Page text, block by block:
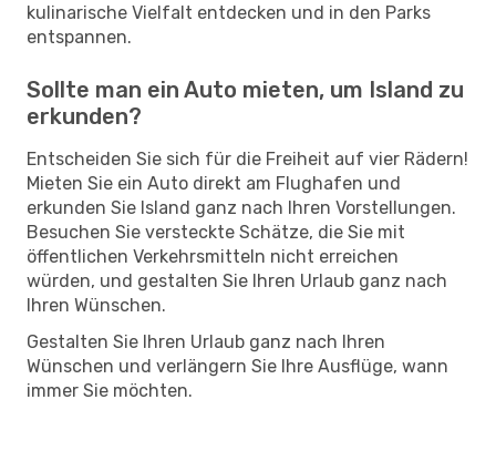
kulinarische Vielfalt entdecken und in den Parks
entspannen.
Sollte man ein Auto mieten, um Island zu
erkunden?
Entscheiden Sie sich für die Freiheit auf vier Rädern!
Mieten Sie ein Auto direkt am Flughafen und
erkunden Sie Island ganz nach Ihren Vorstellungen.
Besuchen Sie versteckte Schätze, die Sie mit
öffentlichen Verkehrsmitteln nicht erreichen
würden, und gestalten Sie Ihren Urlaub ganz nach
Ihren Wünschen.
Gestalten Sie Ihren Urlaub ganz nach Ihren
Wünschen und verlängern Sie Ihre Ausflüge, wann
immer Sie möchten.